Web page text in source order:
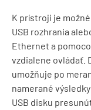
K prístroji je
USB rozhrania
Ethernet a
vzdialene ovládať.
umožňuje po
namerané
USB disku